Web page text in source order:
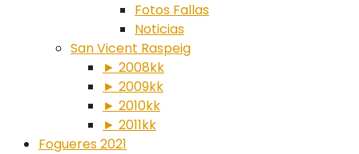
Fotos Fallas
Noticias
San Vicent Raspeig
► 2008kk
► 2009kk
► 2010kk
► 2011kk
Fogueres 2021